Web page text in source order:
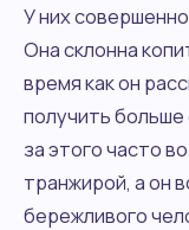
У них
Она склонна
время как он
получить
за этого часто
транжирой, а он
бережливого